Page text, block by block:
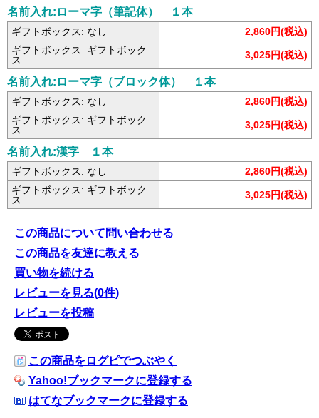
名前入れ:ローマ字（筆記体） １本
ギフトボックス: なし
2,860円(税込)
ギフトボックス: ギフトボック
ス
3,025円(税込)
名前入れ:ローマ字（ブロック体） １本
ギフトボックス: なし
2,860円(税込)
ギフトボックス: ギフトボック
ス
3,025円(税込)
名前入れ:漢字 １本
ギフトボックス: なし
2,860円(税込)
ギフトボックス: ギフトボック
ス
3,025円(税込)
この商品について問い合わせる
この商品を友達に教える
買い物を続ける
レビューを見る(0件)
レビューを投稿
この商品をログピでつぶやく
Yahoo!ブックマークに登録する
はてなブックマークに登録する